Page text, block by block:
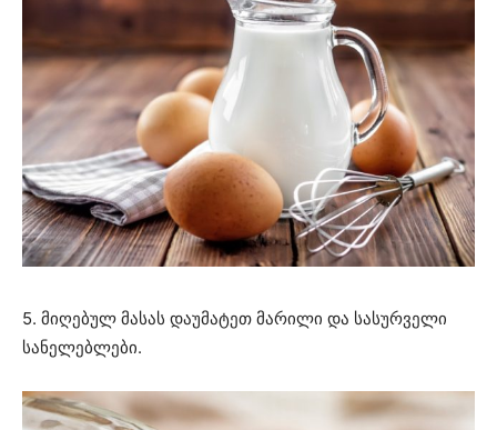
5. მიღებულ მასას დაუმატეთ მარილი და სასურველი
სანელებლები.